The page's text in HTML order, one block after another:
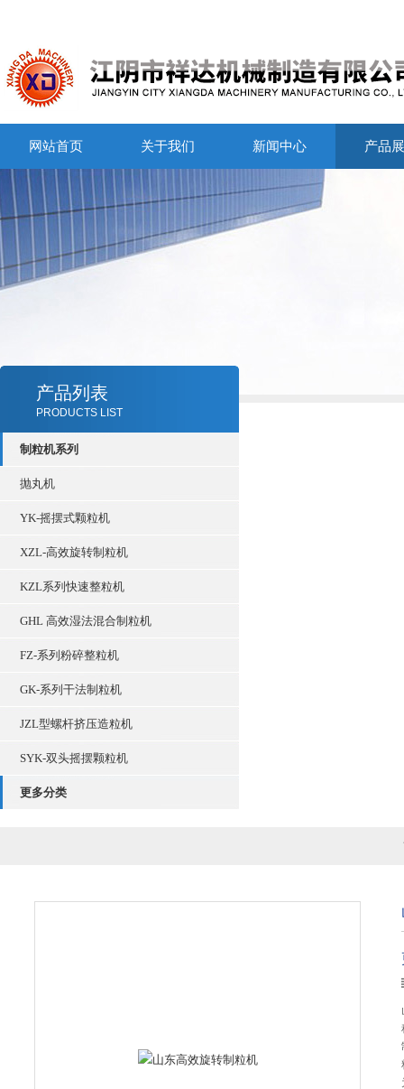
网站首页 关于我们 新闻中心 产品
产品列表
PRODUCTS LIST
制粒机系列
抛丸机
YK-摇摆式颗粒机
XZL-高效旋转制粒机
KZL系列快速整粒机
GHL 高效湿法混合制粒机
FZ-系列粉碎整粒机
GK-系列干法制粒机
JZL型螺杆挤压造粒机
SYK-双头摇摆颗粒机
更多分类